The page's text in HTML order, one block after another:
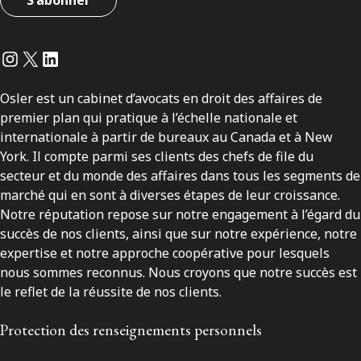
Instagram
Twitter
LinkedIn
Osler est un cabinet d’avocats en droit des affaires de
premier plan qui pratique à l’échelle nationale et
internationale à partir de bureaux au Canada et à New
York. Il compte parmi ses clients des chefs de file du
secteur et du monde des affaires dans tous les segments de
marché qui en sont à diverses étapes de leur croissance.
Notre réputation repose sur notre engagement à l’égard du
succès de nos clients, ainsi que sur notre expérience, notre
expertise et notre approche coopérative pour lesquels
nous sommes reconnus. Nous croyons que notre succès est
le reflet de la réussite de nos clients.
Protection des renseignements personnels